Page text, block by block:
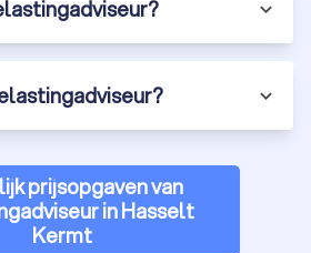
prijsopgaven van
in Hasselt
Kermt